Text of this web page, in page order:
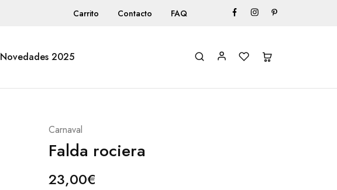
Carrito Contacto FAQ
Novedades 2025
Carnaval
Falda rociera
23,00€